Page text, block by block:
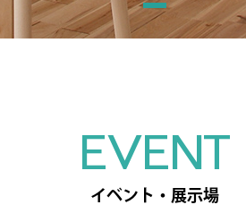
EVENT
イベント・展示場